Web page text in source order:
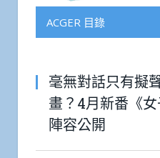
ACGER 目錄
毫無對話只有擬
畫？4月新番《
陣容公開